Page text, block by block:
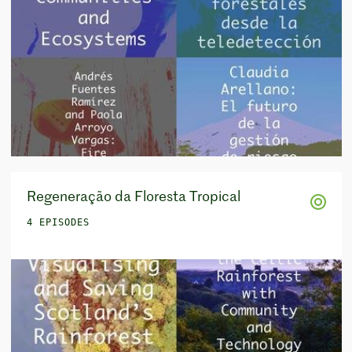
Regeneração da Floresta Tropical
4 EPISODES